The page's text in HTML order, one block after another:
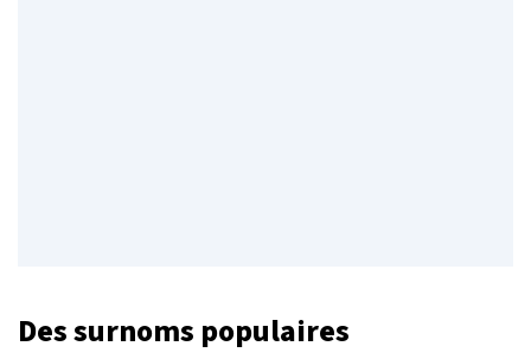
Des surnoms populaires